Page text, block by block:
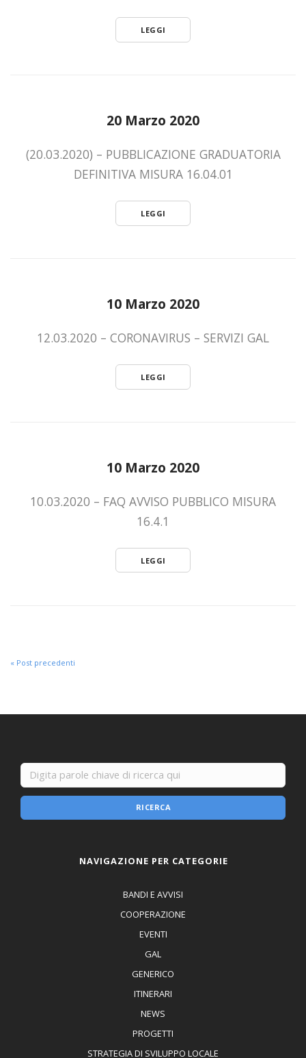
LEGGI
20 Marzo 2020
(20.03.2020) – PUBBLICAZIONE GRADUATORIA
DEFINITIVA MISURA 16.04.01
LEGGI
10 Marzo 2020
12.03.2020 – CORONAVIRUS – SERVIZI GAL
LEGGI
10 Marzo 2020
10.03.2020 – FAQ AVVISO PUBBLICO MISURA
16.4.1
LEGGI
« Post precedenti
RICERCA
NAVIGAZIONE PER CATEGORIE
BANDI E AVVISI
COOPERAZIONE
EVENTI
GAL
GENERICO
ITINERARI
NEWS
PROGETTI
STRATEGIA DI SVILUPPO LOCALE